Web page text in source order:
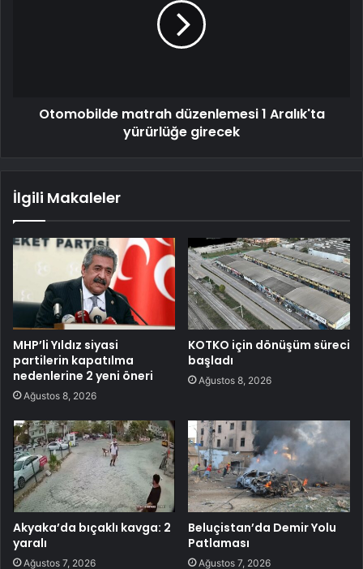
Otomobilde matrah düzenlemesi 1 Aralık'ta
yürürlüğe girecek
İlgili Makaleler
MHP’li Yıldız siyasi
partilerin kapatılma
nedenlerine 2 yeni öneri
Ağustos 8, 2026
KOTKO için dönüşüm süreci
başladı
Ağustos 8, 2026
Akyaka’da bıçaklı kavga: 2
yaralı
Ağustos 7, 2026
Beluçistan’da Demir Yolu
Patlaması
Ağustos 7, 2026